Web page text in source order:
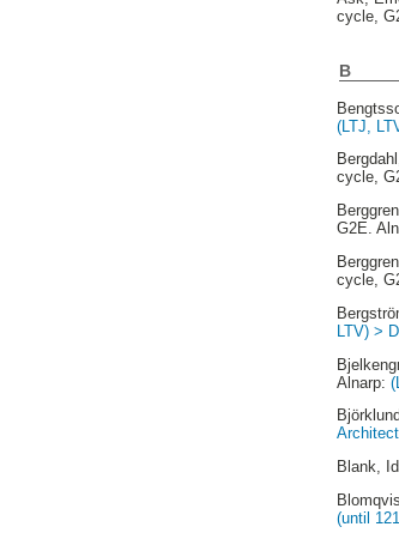
cycle,
B
(LTJ,
cycle,
G2E.
cycle,
LTV) >
Alnarp:
Blank,
(until